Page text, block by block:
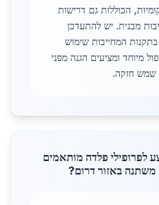
הכוללות גם דרישות
מבנית. יש להתעדכן
בתקנות המחייבות שימוש
מיוחד ומציעים הגנה מפני
שמש חזקה.
לפרופילי פלדה מותאמים
משתנה באזור דרום?